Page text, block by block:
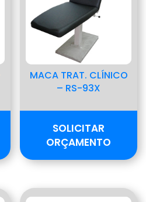
MACA TRAT. CLÍNICO
– RS-93X
SOLICITAR
ORÇAMENTO